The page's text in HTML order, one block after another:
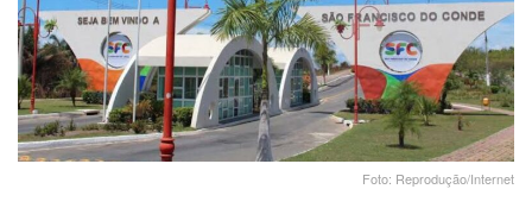
Foto: Reprodução/Internet